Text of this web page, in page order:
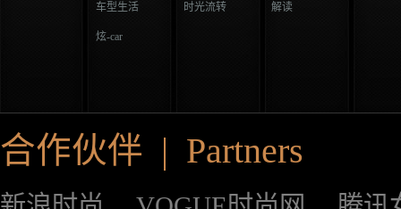
车型生活
炫-car
时光流转 解读
合作伙伴 | Partners